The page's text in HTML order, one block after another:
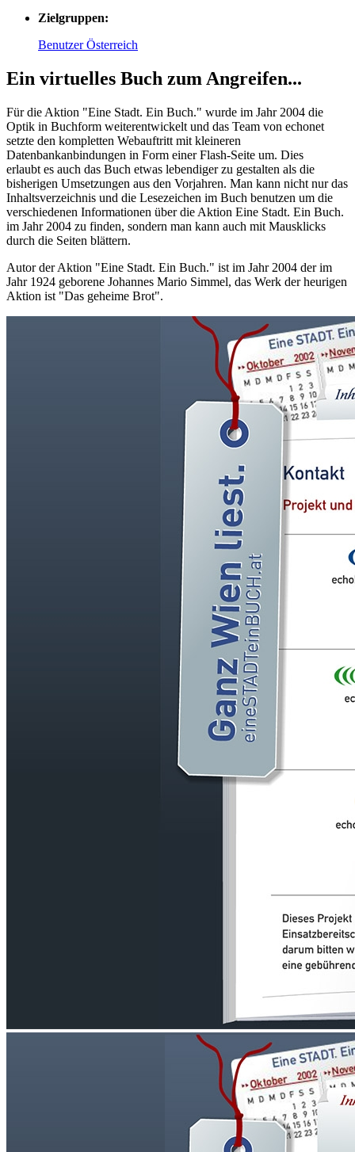
Zielgruppen:
Benutzer Österreich
Ein virtuelles Buch zum Angreifen...
Für die Aktion "Eine Stadt. Ein Buch." wurde im Jahr 2004 die
Optik in Buchform weiterentwickelt und das Team von echonet
setzte den kompletten Webauftritt mit kleineren
Datenbankanbindungen in Form einer Flash-Seite um. Dies
erlaubt es auch das Buch etwas lebendiger zu gestalten als die
bisherigen Umsetzungen aus den Vorjahren. Man kann nicht nur das
Inhaltsverzeichnis und die Lesezeichen im Buch benutzen um die
verschiedenen Informationen über die Aktion Eine Stadt. Ein Buch.
im Jahr 2004 zu finden, sondern man kann auch mit Mausklicks
durch die Seiten blättern.
Autor der Aktion "Eine Stadt. Ein Buch." ist im Jahr 2004 der im
Jahr 1924 geborene Johannes Mario Simmel, das Werk der heurigen
Aktion ist "Das geheime Brot".